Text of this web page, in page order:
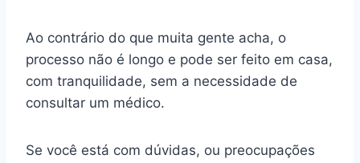
Ao contrário do que muita gente acha, o
processo não é longo e pode ser feito em casa,
com tranquilidade, sem a necessidade de
consultar um médico.
Se você está com dúvidas, ou preocupações